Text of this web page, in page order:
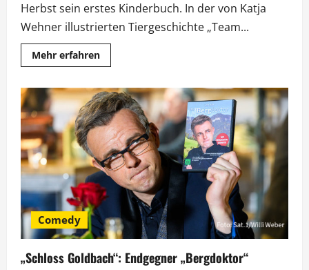
Herbst sein erstes Kinderbuch. In der von Katja
Wehner illustrierten Tiergeschichte „Team...
Mehr erfahrenMehr
Informationen
Alva“:
Robby
Hunke
feiert
Kinderbuch-
Debüt
Comedy
„Schloss Goldbach“: Endgegner „Bergdoktor“